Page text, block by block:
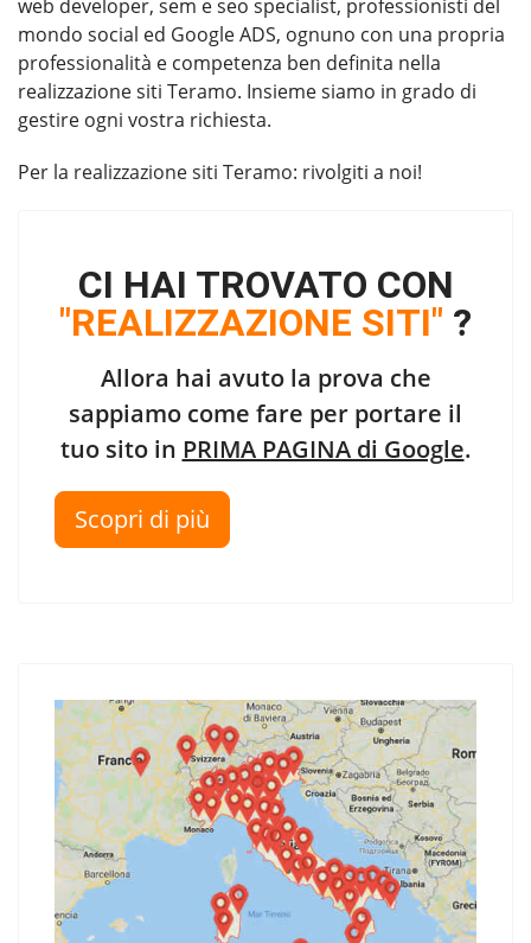
web developer, sem e seo specialist, professionisti del
mondo social ed Google ADS, ognuno con una propria
professionalità e competenza ben definita nella
realizzazione siti Teramo. Insieme siamo in grado di
gestire ogni vostra richiesta.
Per la realizzazione siti Teramo: rivolgiti a noi!
CI HAI TROVATO CON
"REALIZZAZIONE SITI" ?
Allora hai avuto la prova che
sappiamo come fare per portare il
tuo sito in PRIMA PAGINA di Google.
Scopri di più